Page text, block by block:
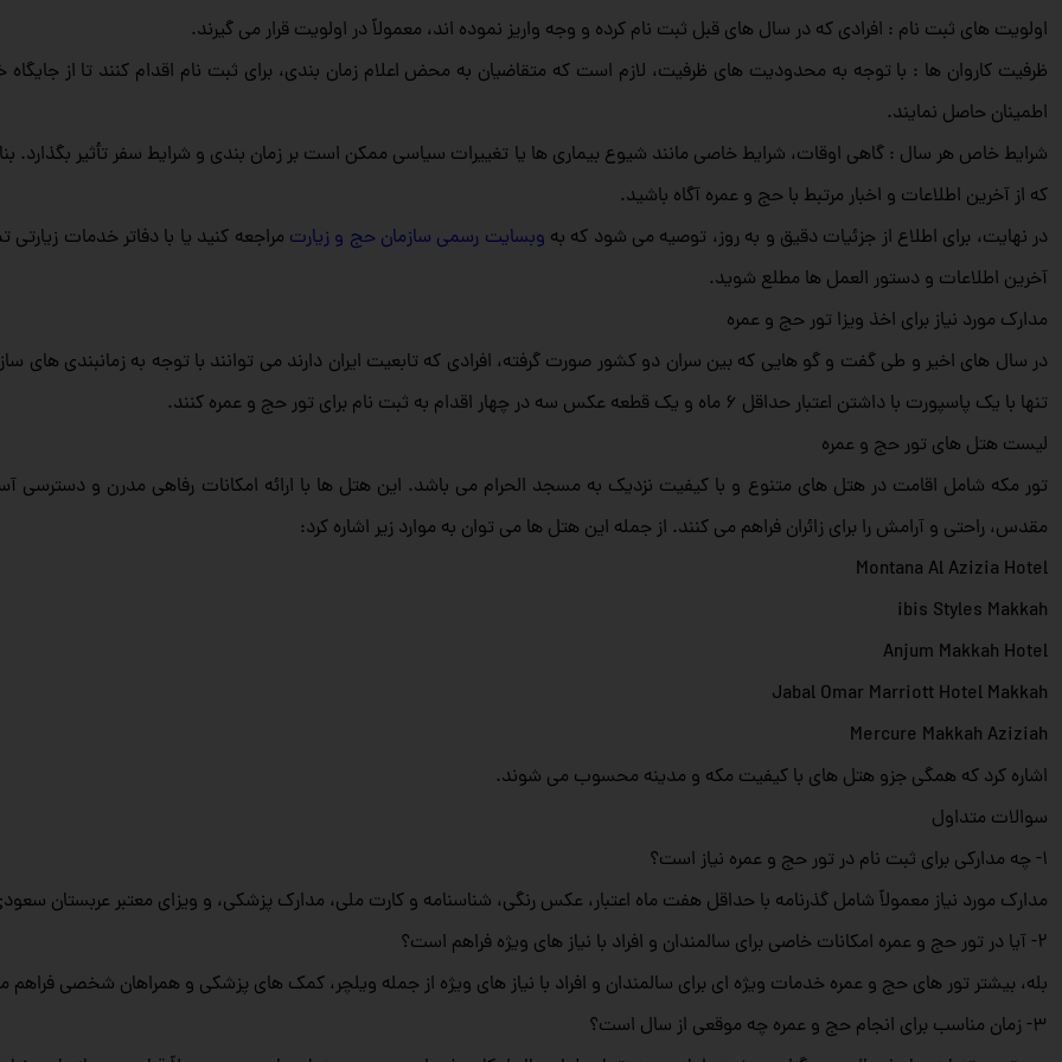
اولویت‌ های ثبت‌ نام : افرادی که در سال‌ های قبل ثبت‌ نام کرده و وجه واریز نموده‌ اند، معمولاً در اولویت قرار می‌ گیرند.
ظرفیت کاروان‌ ها : با توجه به محدودیت‌ های ظرفیت، لازم است که متقاضیان به محض اعلام زمان‌ بندی، برای ثبت‌ نام اقدام کنند تا از جایگاه
اطمینان حاصل نمایند.
شرایط خاص هر سال : گاهی اوقات، شرایط خاصی مانند شیوع بیماری‌ ها یا تغییرات سیاسی ممکن است بر زمان‌ بندی و شرایط سفر تأثیر بگذارد.
که از آخرین اطلاعات و اخبار مرتبط با حج و عمره آگاه باشید.
در نهایت، برای اطلاع از جزئیات دقیق و به‌ روز، توصیه می‌ شود که به وبسایت رسمی سازمان حج و زیارت مراجعه کنید یا با دفاتر خدمات زیارتی
آخرین اطلاعات و دستور العمل‌ ها مطلع شوید.
مدارک مورد نیاز برای اخذ ویزا تور حج و عمره
در سال های اخیر و طی گفت و گو هایی که بین سران دو کشور صورت گرفته، افرادی که تابعیت ایران دارند می توانند با توجه به زمانبندی های
تنها با یک پاسپورت با داشتن اعتبار حداقل 6 ماه و یک قطعه عکس سه در چهار اقدام به ثبت نام برای تور حج و عمره کنند.
لیست هتل های تور حج و عمره
تور مکه شامل اقامت در هتل‌ های متنوع و با کیفیت نزدیک به مسجد الحرام می‌ باشد. این هتل‌ ها با ارائه امکانات رفاهی مدرن و دسترسی
مقدس، راحتی و آرامش را برای زائران فراهم می‌ کنند. از جمله این هتل ها می توان به موارد زیر اشاره کرد:
Montana Al Azizia Hotel
ibis Styles Makkah
Anjum Makkah Hotel
Jabal Omar Marriott Hotel Makkah
Mercure Makkah Aziziah
اشاره کرد که همگی جزو هتل های با کیفیت مکه و مدینه محسوب می شوند.
سوالات متداول
1- چه مدارکی برای ثبت نام در تور حج و عمره نیاز است؟
مدارک مورد نیاز معمولاً شامل گذرنامه با حداقل هفت ماه اعتبار، عکس رنگی، شناسنامه و کارت ملی، مدارک پزشکی، و ویزای معتبر عربستان
2- آیا در تور حج و عمره امکانات خاصی برای سالمندان و افراد با نیاز های ویژه فراهم است؟
بله، بیشتر تور های حج و عمره خدمات ویژه‌ ای برای سالمندان و افراد با نیاز های ویژه از جمله ویلچر، کمک‌ های پزشکی و همراهان شخصی فراهم
3- زمان مناسب برای انجام حج و عمره چه موقعی از سال است؟